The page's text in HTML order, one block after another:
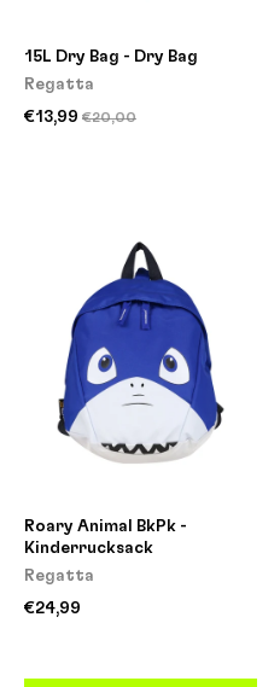
15L Dry Bag - Dry Bag
Regatta
€13,99 €20,00
Roary Animal BkPk -
Kinderrucksack
Regatta
€24,99